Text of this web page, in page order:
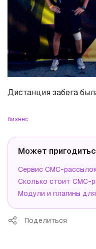
Дистанция забега
бизнес
Может
Сервис СМС-
Сколько стоит СМС-
Модули и плагины
Поделиться